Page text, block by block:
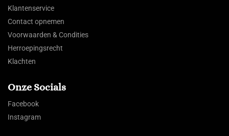
Klantenservice
Contact opnemen
Voorwaarden & Condities
Herroepingsrecht
Klachten
Onze Socials
Facebook
Instagram